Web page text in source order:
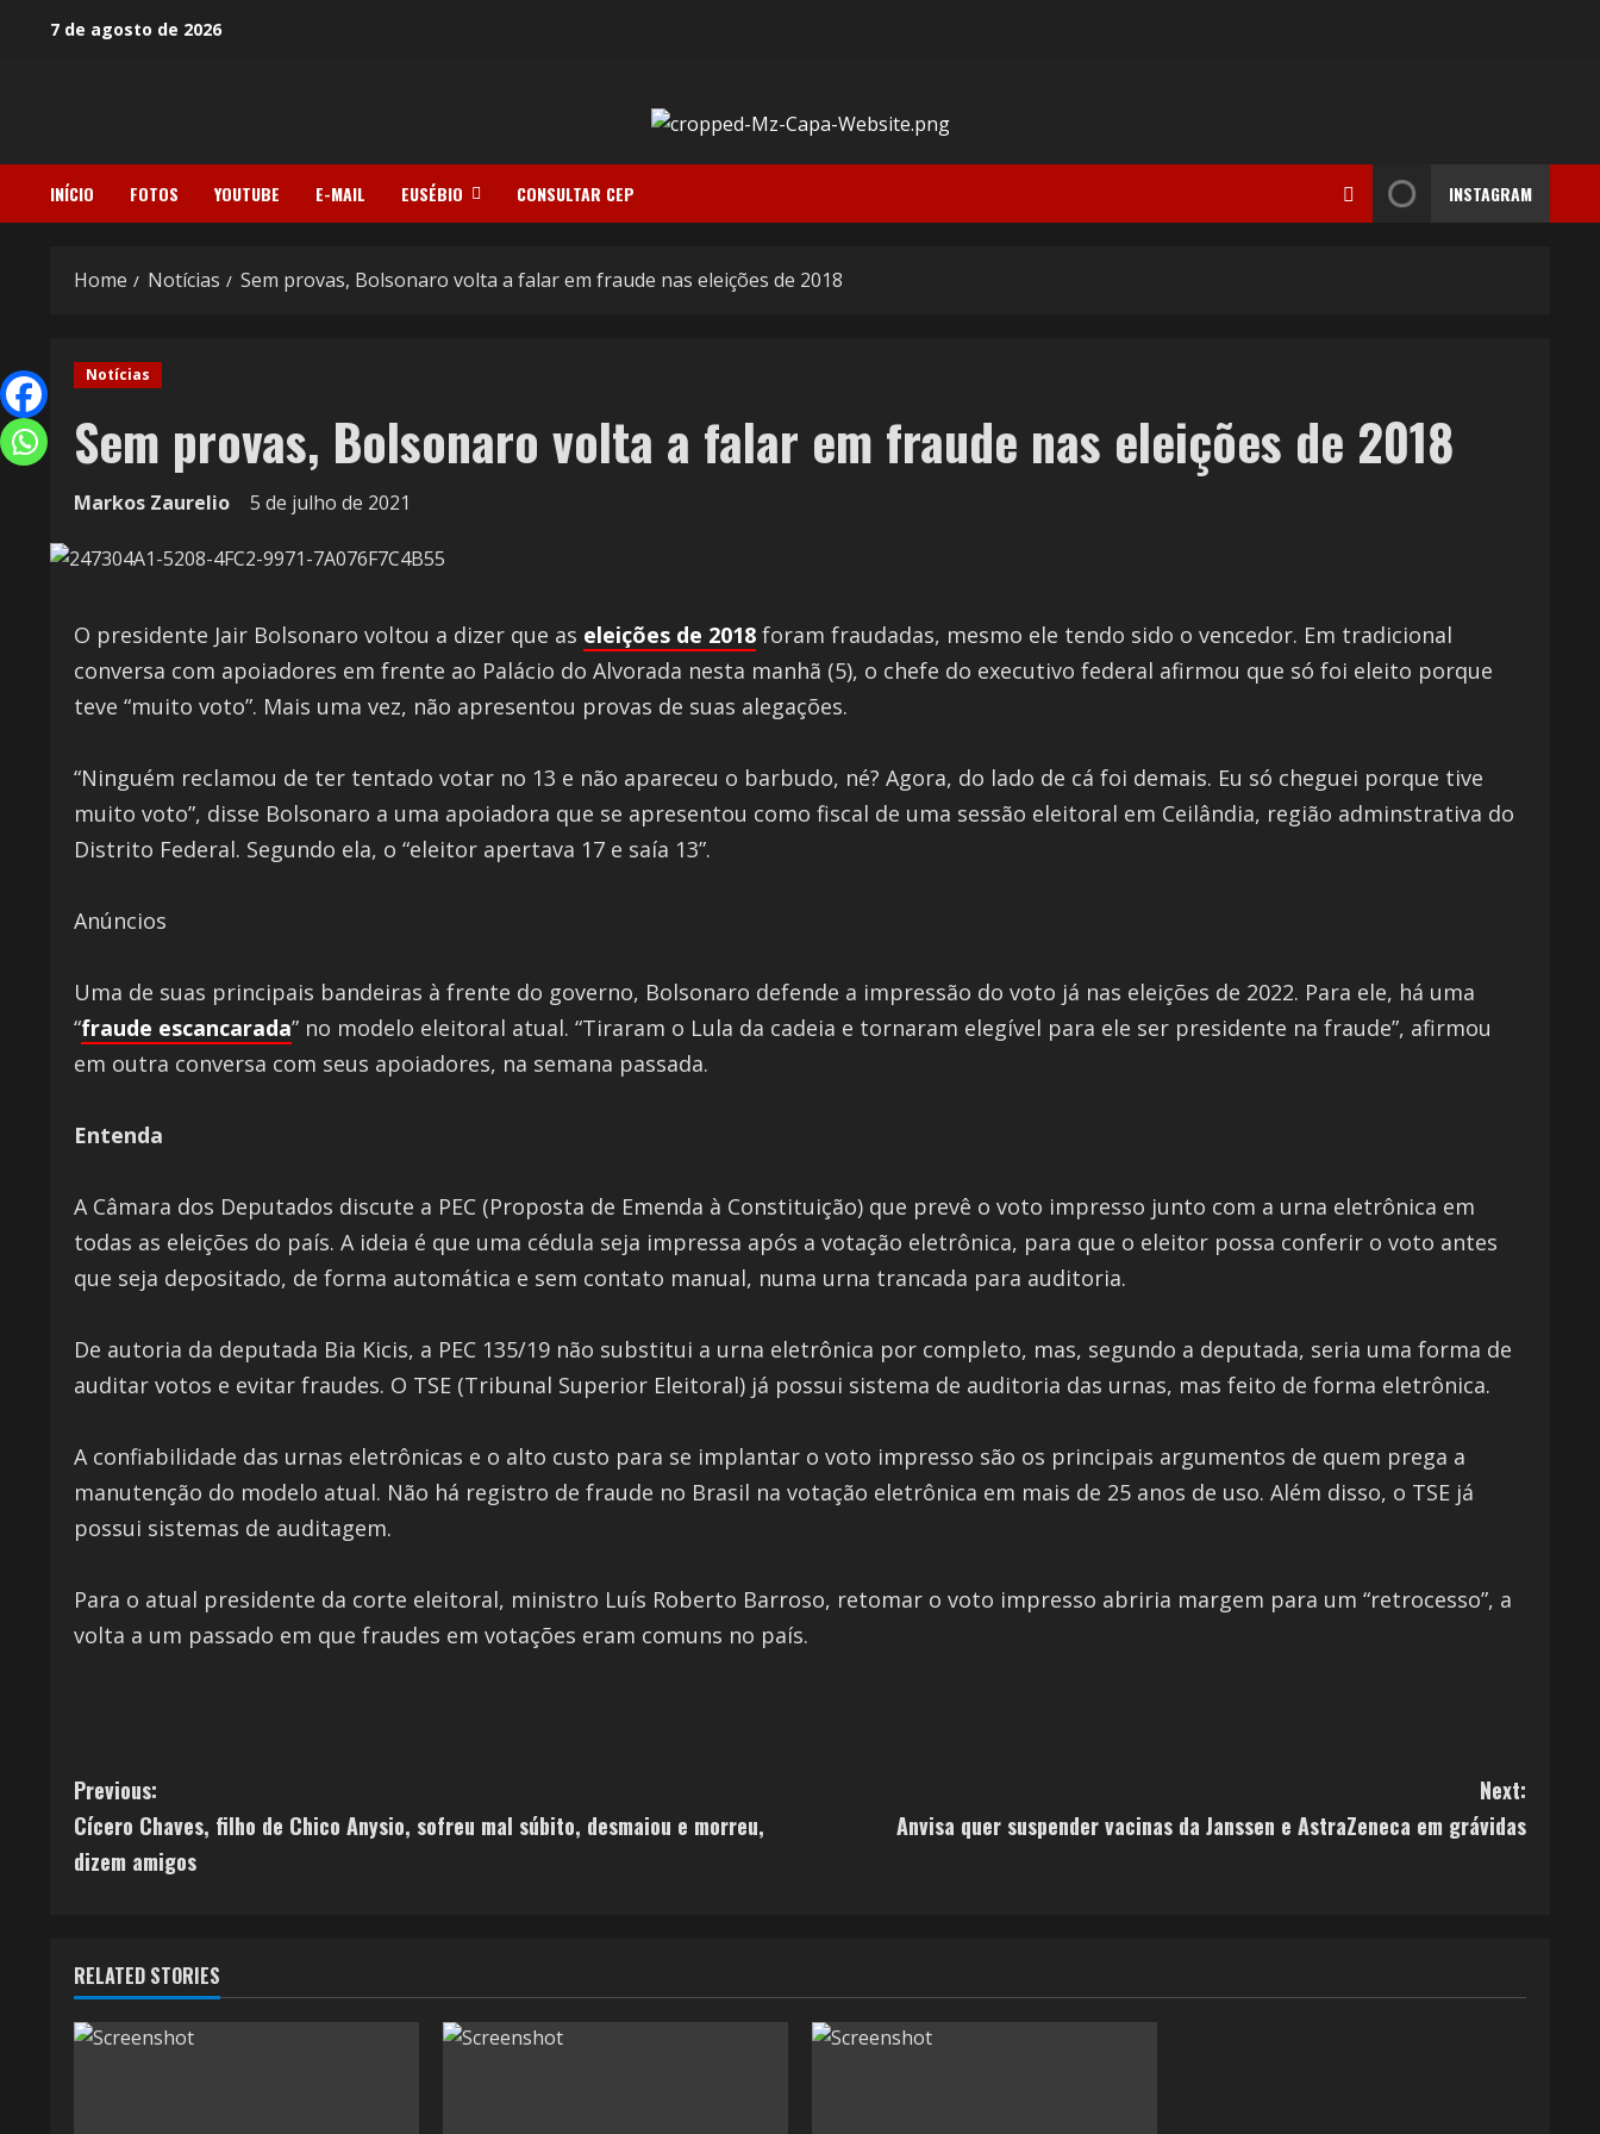
7 de agosto de 2026
INÍCIO FOTOS YOUTUBE E-MAIL EUSÉBIO CONSULTAR CEP INSTAGRAM
Home Notícias Sem provas, Bolsonaro volta a falar em fraude nas eleições de 2018
Notícias
Sem provas, Bolsonaro volta a falar em fraude nas eleições de 2018
Markos Zaurelio 5 de julho de 2021
O presidente Jair Bolsonaro voltou a dizer que as eleições de 2018 foram fraudadas, mesmo ele tendo sido o vencedor. Em tradicional
conversa com apoiadores em frente ao Palácio do Alvorada nesta manhã (5), o chefe do executivo federal afirmou que só foi eleito porque
teve “muito voto”. Mais uma vez, não apresentou provas de suas alegações.
“Ninguém reclamou de ter tentado votar no 13 e não apareceu o barbudo, né? Agora, do lado de cá foi demais. Eu só cheguei porque tive
muito voto”, disse Bolsonaro a uma apoiadora que se apresentou como fiscal de uma sessão eleitoral em Ceilândia, região adminstrativa do
Distrito Federal. Segundo ela, o “eleitor apertava 17 e saía 13”.
Anúncios
Uma de suas principais bandeiras à frente do governo, Bolsonaro defende a impressão do voto já nas eleições de 2022. Para ele, há uma
“fraude escancarada” no modelo eleitoral atual. “Tiraram o Lula da cadeia e tornaram elegível para ele ser presidente na fraude”, afirmou
em outra conversa com seus apoiadores, na semana passada.
Entenda
A Câmara dos Deputados discute a PEC (Proposta de Emenda à Constituição) que prevê o voto impresso junto com a urna eletrônica em
todas as eleições do país. A ideia é que uma cédula seja impressa após a votação eletrônica, para que o eleitor possa conferir o voto antes
que seja depositado, de forma automática e sem contato manual, numa urna trancada para auditoria.
De autoria da deputada Bia Kicis, a PEC 135/19 não substitui a urna eletrônica por completo, mas, segundo a deputada, seria uma forma de
auditar votos e evitar fraudes. O TSE (Tribunal Superior Eleitoral) já possui sistema de auditoria das urnas, mas feito de forma eletrônica.
A confiabilidade das urnas eletrônicas e o alto custo para se implantar o voto impresso são os principais argumentos de quem prega a
manutenção do modelo atual. Não há registro de fraude no Brasil na votação eletrônica em mais de 25 anos de uso. Além disso, o TSE já
possui sistemas de auditagem.
Para o atual presidente da corte eleitoral, ministro Luís Roberto Barroso, retomar o voto impresso abriria margem para um “retrocesso”, a
volta a um passado em que fraudes em votações eram comuns no país.
Previous:
Cícero Chaves, filho de Chico Anysio, sofreu mal súbito, desmaiou e morreu,
dizem amigos
Next:
Anvisa quer suspender vacinas da Janssen e AstraZeneca em grávidas
RELATED STORIES